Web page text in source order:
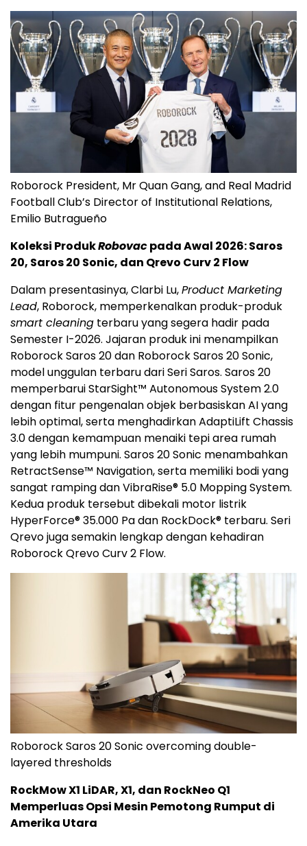
Roborock President, Mr Quan Gang, and Real Madrid
Football Club’s Director of Institutional Relations,
Emilio Butragueño
Koleksi ProdukRobovacpada Awal 2026: Saros
20, Saros 20 Sonic, dan Qrevo Curv 2 Flow
Dalam presentasinya, Clarbi Lu,Product Marketing
Lead, Roborock, memperkenalkan produk-produk
smart cleaning terbaru yang segera hadir pada
Semester I-2026. Jajaran produk ini menampilkan
Roborock Saros 20 dan Roborock Saros 20 Sonic,
model unggulan terbaru dari Seri Saros. Saros 20
memperbarui StarSight™ Autonomous System 2.0
dengan fitur pengenalan objek berbasiskan AI yang
lebih optimal, serta menghadirkan AdaptiLift Chassis
3.0 dengan kemampuan menaiki tepi area rumah
yang lebih mumpuni. Saros 20 Sonic menambahkan
RetractSense™ Navigation, serta memiliki bodi yang
sangat ramping dan VibraRise® 5.0 Mopping System.
Kedua produk tersebut dibekali motor listrik
HyperForce® 35.000 Pa dan RockDock® terbaru. Seri
Qrevo juga semakin lengkap dengan kehadiran
Roborock Qrevo Curv 2 Flow.
Roborock Saros 20 Sonic overcoming double-
layered thresholds
RockMow X1 LiDAR, X1, dan RockNeo Q1
Memperluas Opsi Mesin Pemotong Rumput di
Amerika Utara